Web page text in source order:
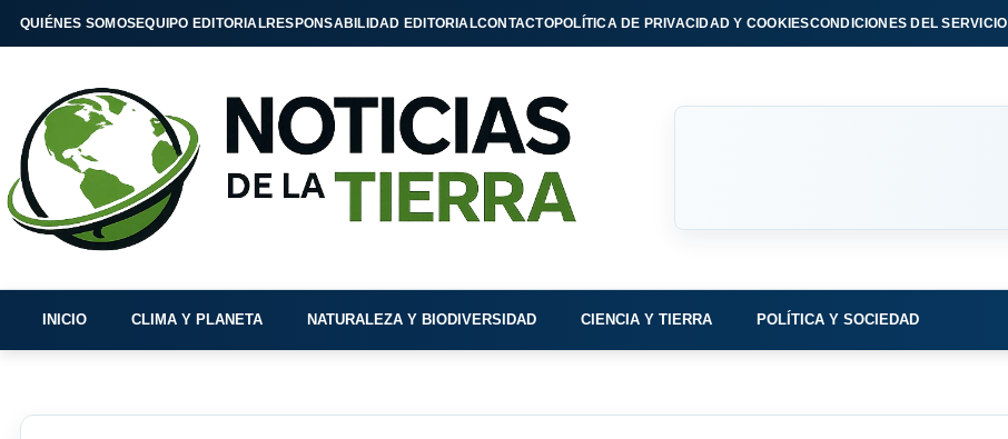
QUIÉNES SOMOSEQUIPO EDITORIALRESPONSABILIDAD EDITORIALCONTACTOPOLÍTICA DE PRIVACIDAD Y COOKIESCONDICIONES DEL SERVICIO
INICIO CLIMA Y PLANETA NATURALEZA Y BIODIVERSIDAD CIENCIA Y TIERRA POLÍTICA Y SOCIEDAD